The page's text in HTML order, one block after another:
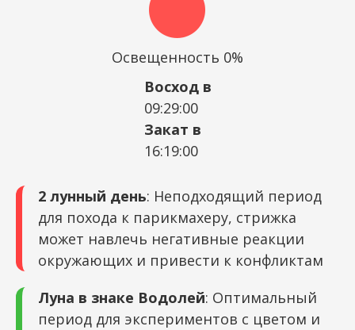
Освещенность 0%
Восход в
09:29:00
Закат в
16:19:00
2 лунный день: Неподходящий период
для похода к парикмахеру, стрижка
может навлечь негативные реакции
окружающих и привести к конфликтам
Луна в знаке Водолей: Оптимальный
период для экспериментов с цветом и